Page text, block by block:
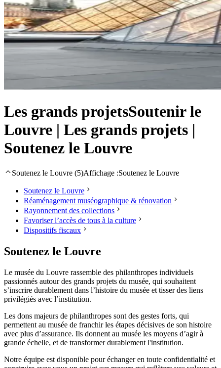
Les grands projetsSoutenir le
Louvre | Les grands projets |
Soutenez le Louvre
Soutenez le Louvre (5)Affichage :Soutenez le Louvre
Soutenez le Louvre
Réaménagement muséographique & rénovation
Rayonnement des collections
Favoriser l’accès de tous à la culture
Dispositifs fiscaux
Soutenez le Louvre
Le musée du Louvre rassemble des philanthropes individuels
passionnés autour des grands projets du musée, qui souhaitent
s’inscrire durablement dans l’histoire du musée et tisser des liens
privilégiés avec l’institution.
Les dons majeurs de philanthropes sont des gestes forts, qui
permettent au musée de franchir les étapes décisives de son histoire
avec plus d’assurance. Ils donnent au musée les moyens d’agir à
grande échelle, et de transformer durablement l'institution.
Notre équipe est disponible pour échanger en toute confidentialité et